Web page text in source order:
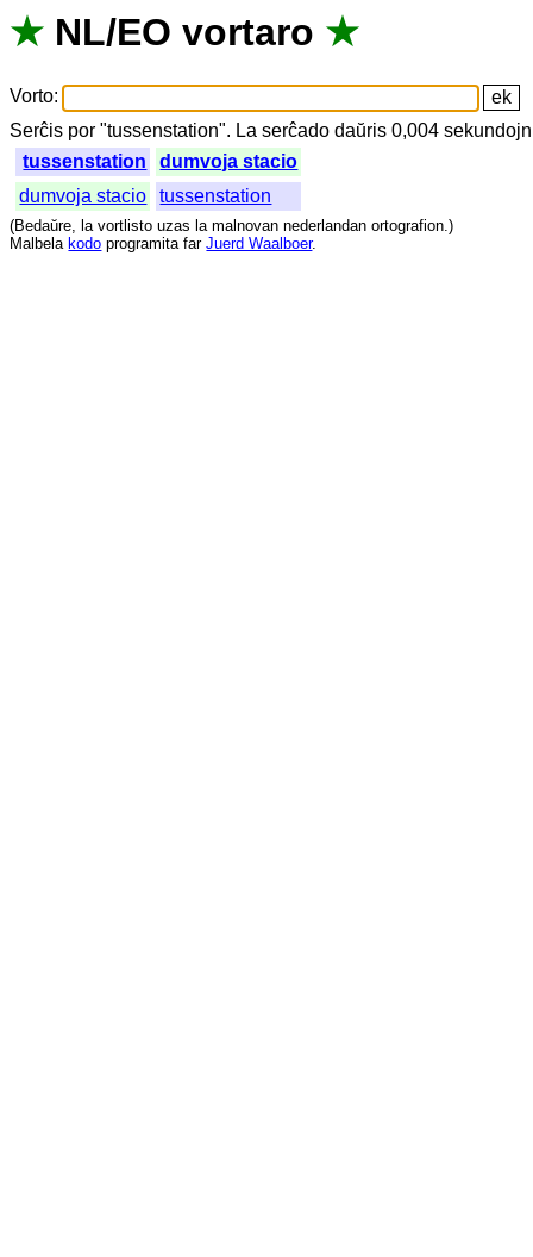
★ NL/EO vortaro ★
Vorto:
Serĉis por "tussenstation". La serĉado daŭris 0,004sekundojn
tussenstation
dumvoja stacio
dumvoja stacio
tussenstation
(Bedaŭre, la vortlisto uzas la malnovan nederlandan ortografion.)
Malbela kodo programita far Juerd Waalboer.